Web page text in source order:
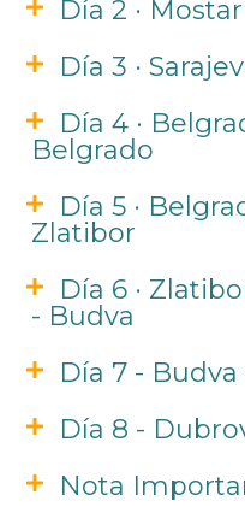
Día 2 ·
Día 3 ·
Día 4 ·
Belgrado
Día 5 ·
Zlatibor
Día 6 ·
- Budva
Día 7 -
Día 8 -
Nota